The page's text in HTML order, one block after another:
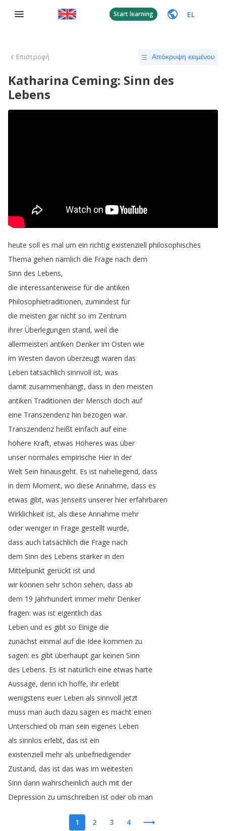
Start learning EL
Επιστροφή Απόκρυψη κειμένου
Katharina Ceming: Sinn des
Lebens
heute soll es mal um ein richtig existenziell philosophisches
Thema gehen nämlich die Frage nach dem
Sinn des Lebens,
die interessanterweise für die antiken
Philosophietraditionen, zumindest für
die meisten gar nicht so im Zentrum
ihrer Überlegungen stand, weil die
allermeisten antiken Denker im Osten wie
im Westen davon überzeugt waren das
Leben tatsächlich sinnvoll ist, was
damit zusammenhängt, dass in den meisten
antiken Traditionen der Mensch doch auf
eine Transzendenz hin bezogen war.
Transzendenz heißt einfach auf eine
höhere Kraft, etwas Höheres was über
unser normales empirische Hier in der
Welt Sein hinausgeht. Es ist naheliegend, dass
in dem Moment, wo diese Annahme, dass es
etwas gibt, was Jenseits unserer hier erfahrbaren
Wirklichkeit ist, als diese Annahme mehr
oder weniger in Frage gestellt wurde,
dass auch tatsächlich die Frage nach
dem Sinn des Lebens stärker in den
Mittelpunkt gerückt ist und
wir können sehr schön sehen, dass ab
dem 19 Jahrhundert immer mehr Denker
fragen: was ist eigentlich das
Leben und es gibt so Einige die
zunächst einmal auf die Idee kommen zu
sagen: es gibt überhaupt gar keinen Sinn
des Lebens. Es ist natürlich eine etwas harte
Aussage, denn ich hoffe, ihr erlebt
wenigstens euer Leben als sinnvoll jetzt
muss man auch dazu sagen es macht einen
Unterschied ob man sein eigenes Leben
als sinnlos erlebt, das ist ein
existenziell mehr als unbefriedigender
Zustand, das ist das was im weitesten
Sinn dann wahrscheinlich auch mit der
Depression zu umschreiben ist oder ob man
1 2 3 4